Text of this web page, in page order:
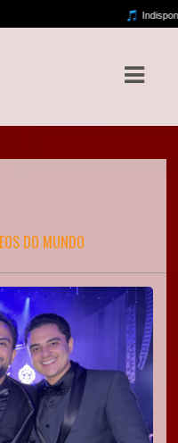
DO MUNDO